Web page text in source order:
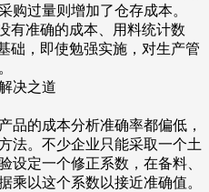
购过量则增加了仓存成本。
准确的成本、用料统计数
础，即使勉强实施，对生产管
决之道
的成本分析准确率都偏低，
法。不少企业只能采取一个土
设定一个修正系数，在备料、
乘以这个系数以接近准确值。